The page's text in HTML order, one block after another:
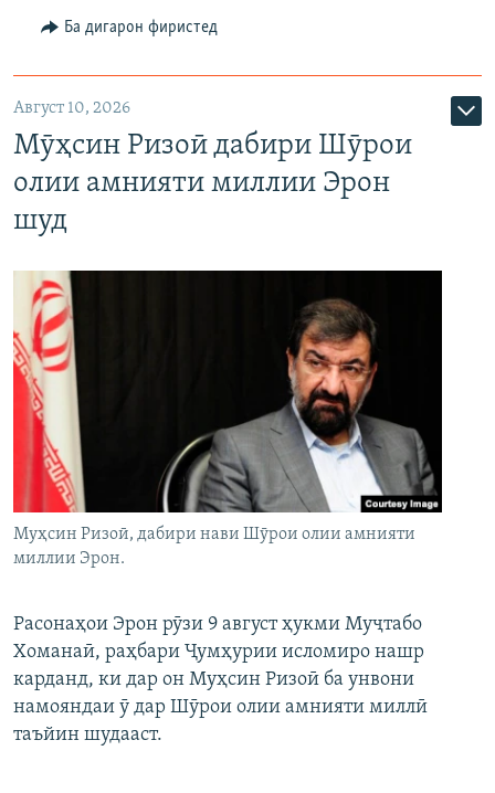
Ба дигарон фиристед
Август 10, 2026
Мӯҳсин Ризоӣ дабири Шӯрои
олии амнияти миллии Эрон
шуд
Муҳсин Ризоӣ, дабири нави Шӯрои олии амнияти
миллии Эрон.
Расонаҳои Эрон рӯзи 9 август ҳукми Муҷтабо
Хоманаӣ, раҳбари Ҷумҳурии исломиро нашр
карданд, ки дар он Муҳсин Ризоӣ ба унвони
намояндаи ӯ дар Шӯрои олии амнияти миллӣ
таъйин шудааст.